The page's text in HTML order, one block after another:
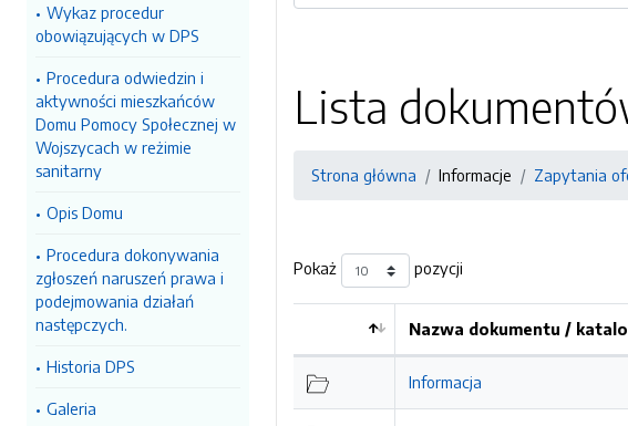
Wykaz procedur
obowiązujących w DPS
Procedura odwiedzin i
aktywności mieszkańców
Domu Pomocy Społecznej w
Wojszycach w reżimie
sanitarny
Opis Domu
Procedura dokonywania
zgłoszeń naruszeń prawa i
podejmowania działań
następczych.
Historia DPS
Galeria
Lista
Strona główna Informacje Zapytania
Pokaż pozycji
Nazwa dokumentu /
Informacja